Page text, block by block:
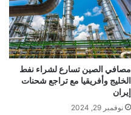
مصافي الصين تسارع لشراء نفط
الخليج وأفريقيا مع تراجع شحنات
إيران
نوفمبر 29, 2024